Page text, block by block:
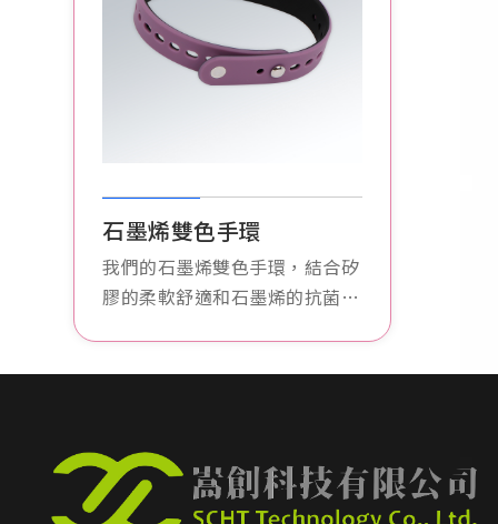
石墨烯雙色手環
我們的石墨烯雙色手環，結合矽
膠的柔軟舒適和石墨烯的抗菌特